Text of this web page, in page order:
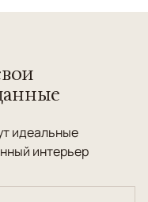
идеальные
интерьер